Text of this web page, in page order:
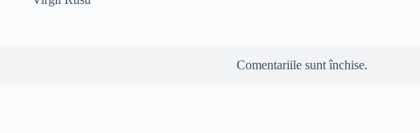
Comentariile sunt închise.